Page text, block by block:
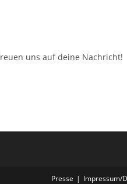
uns auf deine Nachricht!
Presse Impressum/